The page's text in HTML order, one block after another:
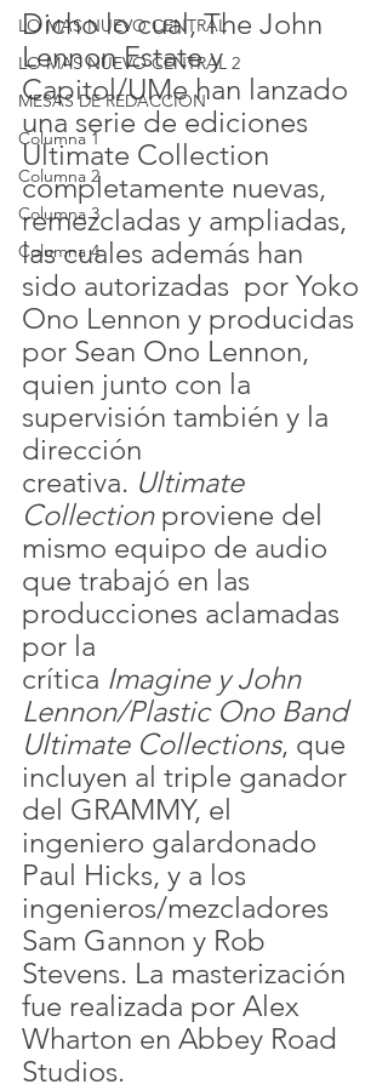
LO MAS NUEVO CENTRAL
LO MAS NUEVO CENTRAL 2
MESAS DE REDACCION
Columna 1
Columna 2
Columna 3
Columna 4
Dicho lo cual, The John
Lennon Estate y
Capitol/UMe han lanzado
una serie de ediciones
Ultimate Collection
completamente nuevas,
remezcladas y ampliadas,
las cuales además han
sido autorizadas  por Yoko
Ono Lennon y producidas
por Sean Ono Lennon,
quien junto con la
supervisión también y la
dirección
creativa. Ultimate
Collection proviene del
mismo equipo de audio
que trabajó en las
producciones aclamadas
por la
crítica Imagine y John
Lennon/Plastic Ono Band
Ultimate Collections, que
incluyen al triple ganador
del GRAMMY, el
ingeniero galardonado
Paul Hicks, y a los
ingenieros/mezcladores
Sam Gannon y Rob
Stevens. La masterización
fue realizada por Alex
Wharton en Abbey Road
Studios.